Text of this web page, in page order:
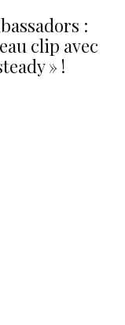
:
clip avec
» !